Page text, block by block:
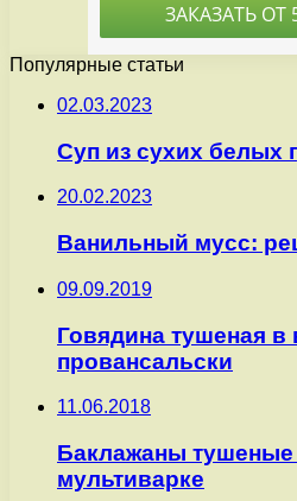
Популярные статьи
02.03.2023
Суп из сухих белых
20.02.2023
Ванильный мусс:
09.09.2019
Говядина тушеная в
провансальски
11.06.2018
Баклажаны
мультиварке